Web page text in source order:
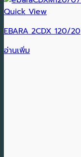
Quick View
EBARA 2CDX 120/20
อ่านเพิ่ม